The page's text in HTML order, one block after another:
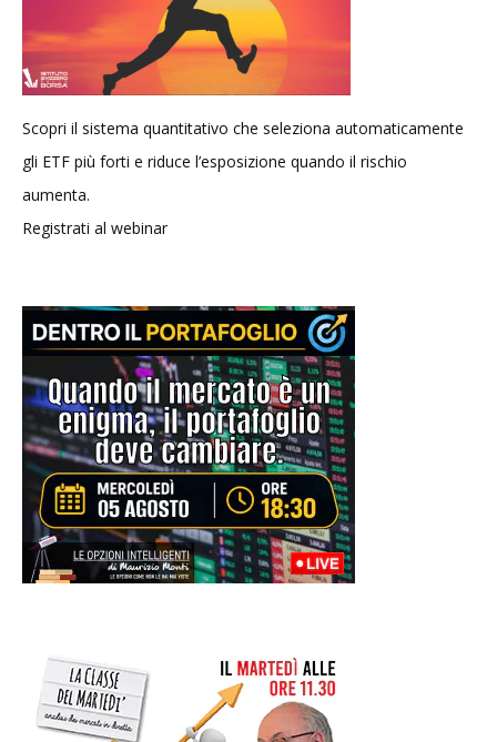
Scopri il sistema quantitativo che seleziona automaticamente
gli ETF più forti e riduce l’esposizione quando il rischio
aumenta.
Registrati al webinar